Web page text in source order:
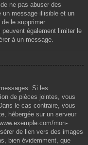
ne pas abuser des
un message illisible et un
de le supprimer
également limiter le
à un message.
Si les
de pièces jointes, vous
le cas contraire, vous
hébergée sur un serveur
mon-
de lien vers des images
bien évidemment, que